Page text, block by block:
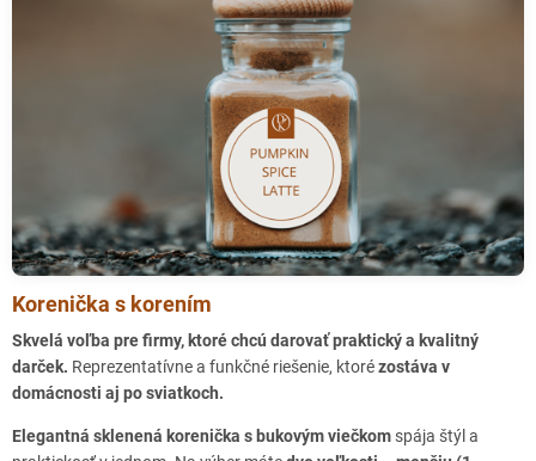
Korenička s korením
Skvelá voľba pre firmy, ktoré chcú darovať praktický a kvalitný
darček. Reprezentatívne a funkčné riešenie, ktorézostáva v
domácnosti aj po sviatkoch.
Elegantná sklenená korenička s bukovým viečkom spája štýl a